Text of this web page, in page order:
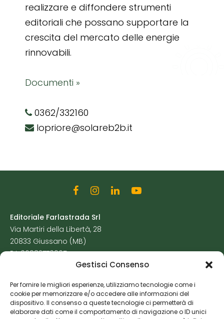
Gestisci Consenso
Per fornire le migliori esperienze, utilizziamo tecnologie come i
cookie per memorizzare e/o accedere alle informazioni del
dispositivo. Il consenso a queste tecnologie ci permetterà di
elaborare dati come il comportamento di navigazione o ID unici
realizzare e diffondere strumenti
editoriali che possano supportare la
crescita del mercato delle energie
rinnovabili.
Documenti »
0362/332160
lopriore@solareb2b.it
Editoriale Farlastrada Srl
Via Martiri della Libertà, 28
20833 Giussano (MB)
P.I. 06982770965
Cookie Policy
Risorse Aggiuntive